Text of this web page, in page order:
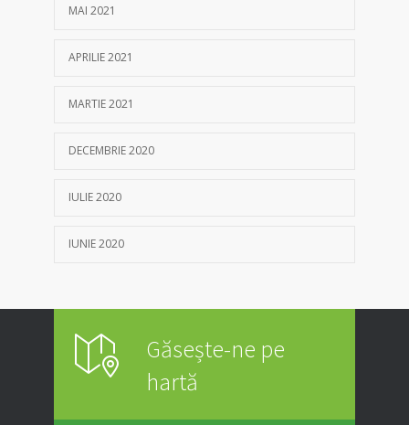
MAI 2021
APRILIE 2021
MARTIE 2021
DECEMBRIE 2020
IULIE 2020
IUNIE 2020
Găsește-ne pe
hartă